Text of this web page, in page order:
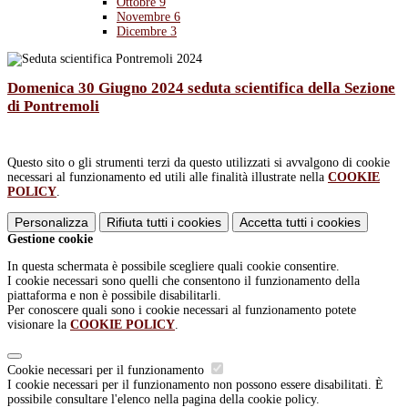
Novembre 6
Dicembre 3
Domenica 30 Giugno 2024 seduta scientifica della Sezione
di Pontremoli
Questo sito o gli strumenti terzi da questo utilizzati si avvalgono di cookie
necessari al funzionamento ed utili alle finalità illustrate nella COOKIE
POLICY
Personalizza Rifiuta tutti i cookies Accetta tutti i cookies
Gestione cookie
In questa schermata è possibile scegliere quali cookie consentire.
I cookie necessari sono quelli che consentono il funzionamento della
piattaforma e non è possibile disabilitarli.
Per conoscere quali sono i cookie necessari al funzionamento potete
visionare la COOKIE POLICY
Cookie necessari per il funzionamento
I cookie necessari per il funzionamento non possono essere disabilitati. È
possibile consultare l'elenco nella pagina della cookie policy.